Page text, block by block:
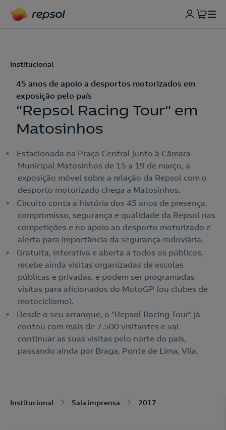
Institucional
45 anos de apoio a desportos motorizados em
exposição pelo país
“Repsol Racing Tour” em
Matosinhos
Estacionada na Praça Central junto à Câmara
Municipal Matosinhos de 15 a 19 de março, a
exposição móvel sobre a relação da Repsol com o
desporto motorizado chega a Matosinhos.
Circuito conta a história dos 45 anos de presença,
compromisso, segurança e qualidade da Repsol nas
competições e no apoio ao desporto motorizado e
alerta para importância da segurança rodoviária.
Gratuita, interativa e aberta a todos os públicos,
recebe ainda visitas organizadas de escolas
públicas e privadas, e podem ser programadas
visitas para aficionados do MotoGP (ou clubes de
motociclismo).
Desde o seu arranque, o “Repsol Racing Tour” já
contou com mais de 7.500 visitantes e vai
continuar as suas visitas pelo norte do país,
passando ainda por Braga, Ponte de Lima, Vila.
Institucional Sala imprensa 2017